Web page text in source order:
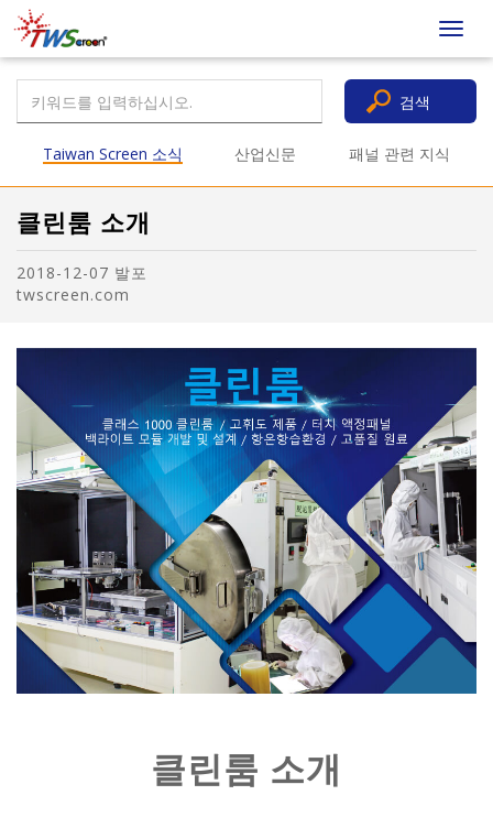
Taiwan
Screen
Taiwan Screen 소식 산업신문 패널 관련 지식
검색
클린룸 소개
2018-12-07 발포
twscreen.com
클린룸 소개